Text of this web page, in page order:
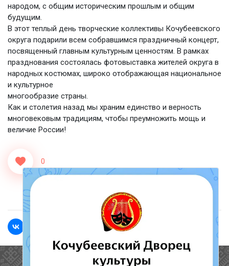
народом, с общим историческим прошлым и общим
будущим.
В этот теплый день творческие коллективы Кочубеевского
округа подарили всем собравшимся праздничный концерт,
посвященный главным культурным ценностям. В рамках
празднования состоялась фотовыставка жителей округа в
народных костюмах, широко отображающая национальное
и культурное
многообразие страны.
Как и столетия назад мы храним единство и верность
многовековым традициям, чтобы преумножить мощь и
величие России!
0
Полезные ссылки